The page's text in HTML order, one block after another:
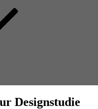
Designstudie